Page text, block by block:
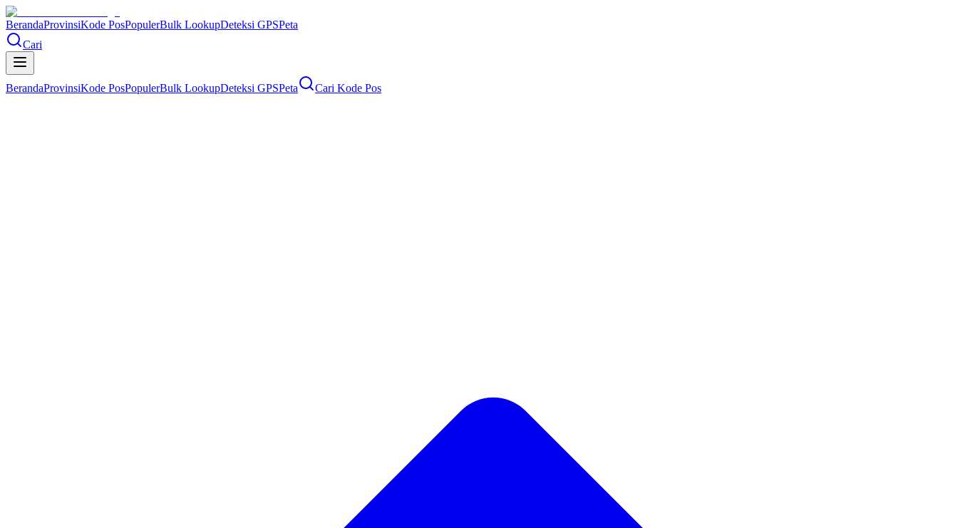
BerandaProvinsiKode PosPopulerBulk LookupDeteksi GPSPeta
Cari
BerandaProvinsiKode PosPopulerBulk LookupDeteksi GPSPeta Cari Kode Pos